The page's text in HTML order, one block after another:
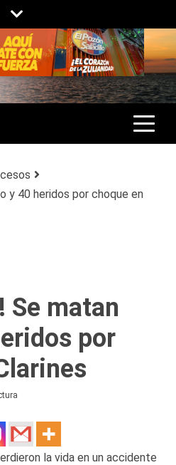
ZULIA, VENEZUELA Y
GENERAL.
y 40 heridos por choque en
Se matan
por
la vida en un accidente